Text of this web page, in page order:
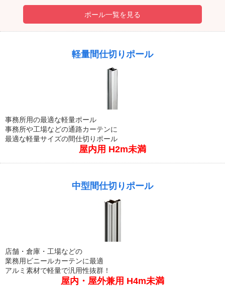
ポール一覧を見る
軽量間仕切りポール
事務所用の最適な軽量ポール
事務所や工場などの通路カーテンに
最適な軽量サイズの間仕切りポール
屋内用 H2m未満
中型間仕切りポール
店舗・倉庫・工場などの
業務用ビニールカーテンに最適
アルミ素材で軽量で汎用性抜群！
屋内・屋外兼用 H4m未満